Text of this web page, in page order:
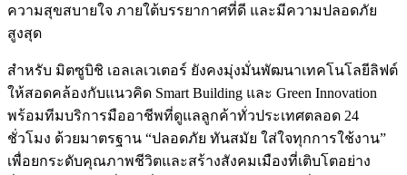
ความสุขสบายใจ ภายใต้บรรยากาศที่ดี และมีความปลอดภัย
สูงสุด
สำหรับ มิตซูบิชิ เอลเลเวเตอร์ ยังคงมุ่งมั่นพัฒนาเทคโนโลยีลิฟต์
ให้สอดคล้องกับแนวคิด Smart Building และ Green Innovation
พร้อมทีมบริการมืออาชีพที่ดูแลลูกค้าทั่วประเทศตลอด 24
ชั่วโมง ด้วยมาตรฐาน “ปลอดภัย ทันสมัย ใส่ใจทุกการใช้งาน”
เพื่อยกระดับคุณภาพชีวิตและสร้างสังคมเมืองที่เติบโตอย่าง